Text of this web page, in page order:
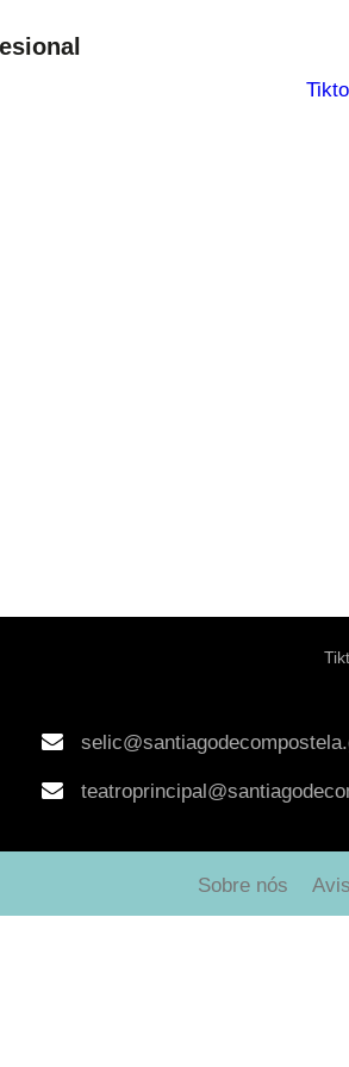
Sobre nós